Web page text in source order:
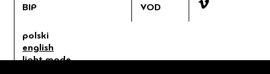
BIP
VOD
polski
english
light mode